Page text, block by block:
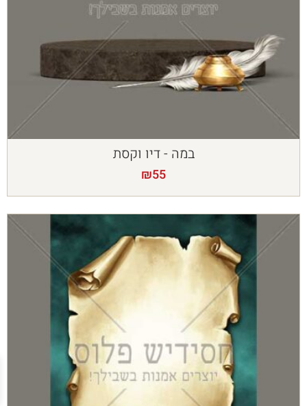
במה - דיו וקסת
₪55